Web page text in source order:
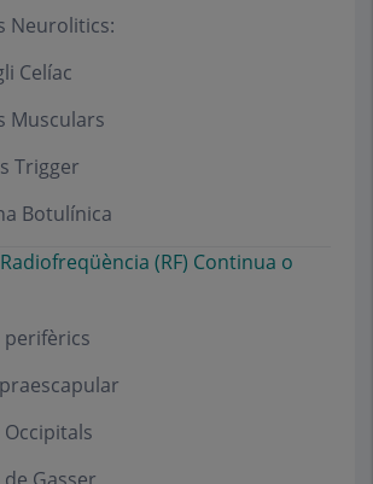
Neurolitics:
Celíac
Musculars
Trigger
Botulínica
(RF) Continua o
perifèrics
Occipitals